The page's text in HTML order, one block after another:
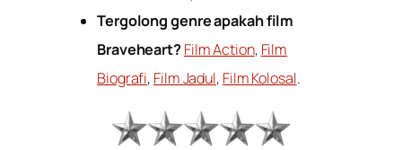
Tergolong genre apakah film
Braveheart?Film Action, Film
Biografi, Film Jadul, Film Kolosal.